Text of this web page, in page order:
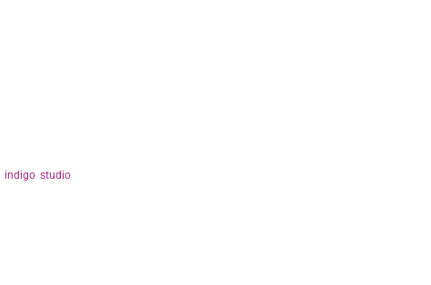
indigo studio